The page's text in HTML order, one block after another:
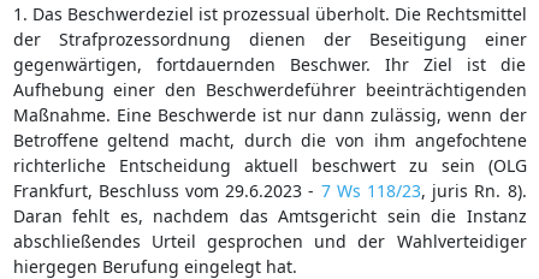
1. Das Beschwerdeziel ist prozessual überholt. Die Rechtsmittel
der Strafprozessordnung dienen der Beseitigung einer
gegenwärtigen, fortdauernden Beschwer. Ihr Ziel ist die
Aufhebung einer den Beschwerdeführer beeinträchtigenden
Maßnahme. Eine Beschwerde ist nur dann zulässig, wenn der
Betroffene geltend macht, durch die von ihm angefochtene
richterliche Entscheidung aktuell beschwert zu sein (OLG
Frankfurt, Beschluss vom 29.6.2023 - 7 Ws 118/23, juris Rn. 8).
Daran fehlt es, nachdem das Amtsgericht sein die Instanz
abschließendes Urteil gesprochen und der Wahlverteidiger
hiergegen Berufung eingelegt hat.